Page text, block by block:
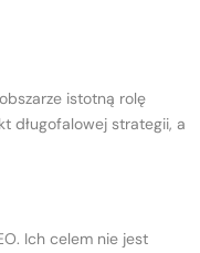
istotną rolę
długofalowej strategii, a
Ich celem nie jest